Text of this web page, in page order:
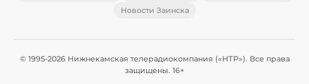
Новости Заинска
© 1995-2026 Нижнекамская телерадиокомпания («НТР»). Все права
защищены. 16+